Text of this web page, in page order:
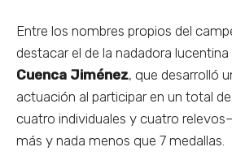
Entre los nombres propios del
destacar el de la nadadora lucentina
Cuenca Jiménez, que desarrolló
actuación al participar en un total
cuatro individuales y cuatro
más y nada menos que 7 medallas.